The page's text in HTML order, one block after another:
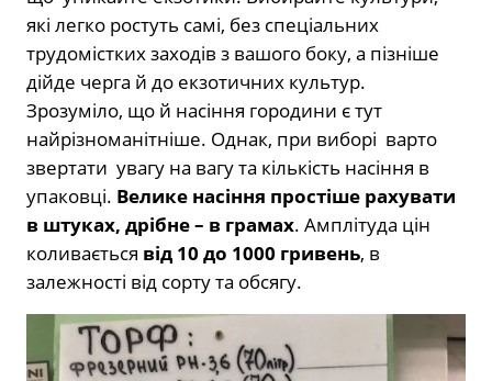
які легко ростуть самі, без спеціальних
трудомістких заходів з вашого боку, а пізніше
дійде черга й до екзотичних культур.
Зрозуміло, що й насіння городини є тут
найрізноманітніше. Однак, при виборі варто
звертати увагу на вагу та кількість насіння в
упаковці. Велике насіння простіше рахувати
в штуках, дрібне – в грамах. Амплітуда цін
коливається від 10 до 1000 гривень, в
залежності від сорту та обсягу.